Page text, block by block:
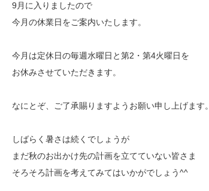
9月に入りましたので
今月の休業日をご案内いたします。
今月は定休日の毎週水曜日と第2・第4火曜日を
お休みさせていただきます。
なにとぞ、ご了承賜りますようお願い申し上げます。
しばらく暑さは続くでしょうが
まだ秋のお出かけ先の計画を立てていない皆さま
そろそろ計画を考えてみてはいかがでしょう^^